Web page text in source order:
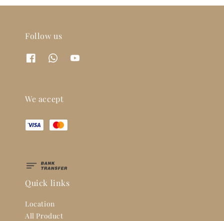
Follow us
We accept
Quick links
Location
All Product